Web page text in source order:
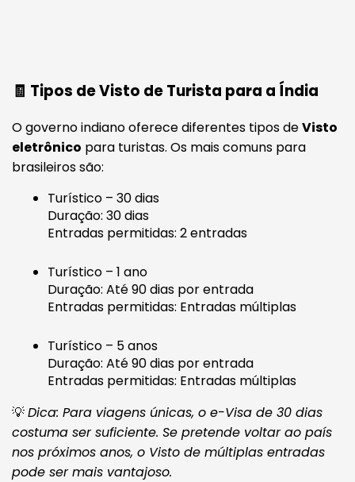
🧾 Tipos de Visto de Turista para a Índia
O governo indiano oferece diferentes tipos deVisto
eletrônico para turistas. Os mais comuns para
brasileiros são:
Turístico – 30 dias
Duração: 30 dias
Entradas permitidas: 2 entradas
Turístico – 1 ano
Duração: Até 90 dias por entrada
Entradas permitidas: Entradas múltiplas
Turístico – 5 anos
Duração: Até 90 dias por entrada
Entradas permitidas: Entradas múltiplas
💡Dica: Para viagens únicas, o e-Visa de 30 dias
costuma ser suficiente. Se pretende voltar ao país
nos próximos anos, o Visto de múltiplas entradas
pode ser mais vantajoso.